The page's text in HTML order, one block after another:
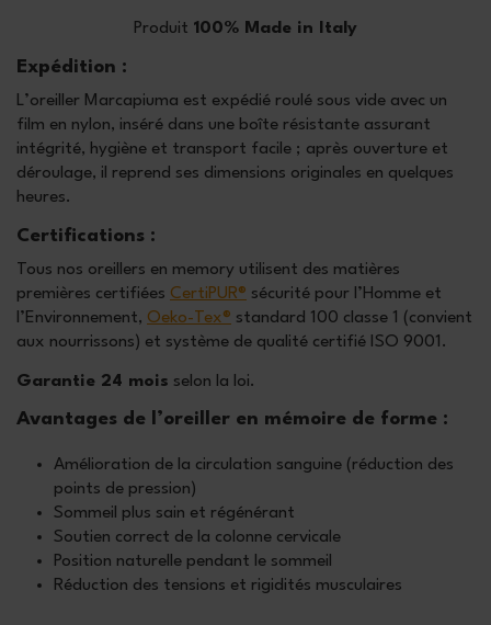
Produit 100% Made in Italy
Expédition :
L’oreiller Marcapiuma est expédié roulé sous vide avec un
film en nylon, inséré dans une boîte résistante assurant
intégrité, hygiène et transport facile ; après ouverture et
déroulage, il reprend ses dimensions originales en quelques
heures.
Certifications :
Tous nos oreillers en memory utilisent des matières
premières certifiées CertiPUR® sécurité pour l’Homme et
l’Environnement, Oeko-Tex® standard 100 classe 1 (convient
aux nourrissons) et système de qualité certifié ISO 9001.
Garantie 24 mois selon la loi.
Avantages de l’oreiller en mémoire de forme :
Amélioration de la circulation sanguine (réduction des
points de pression)
Sommeil plus sain et régénérant
Soutien correct de la colonne cervicale
Position naturelle pendant le sommeil
Réduction des tensions et rigidités musculaires